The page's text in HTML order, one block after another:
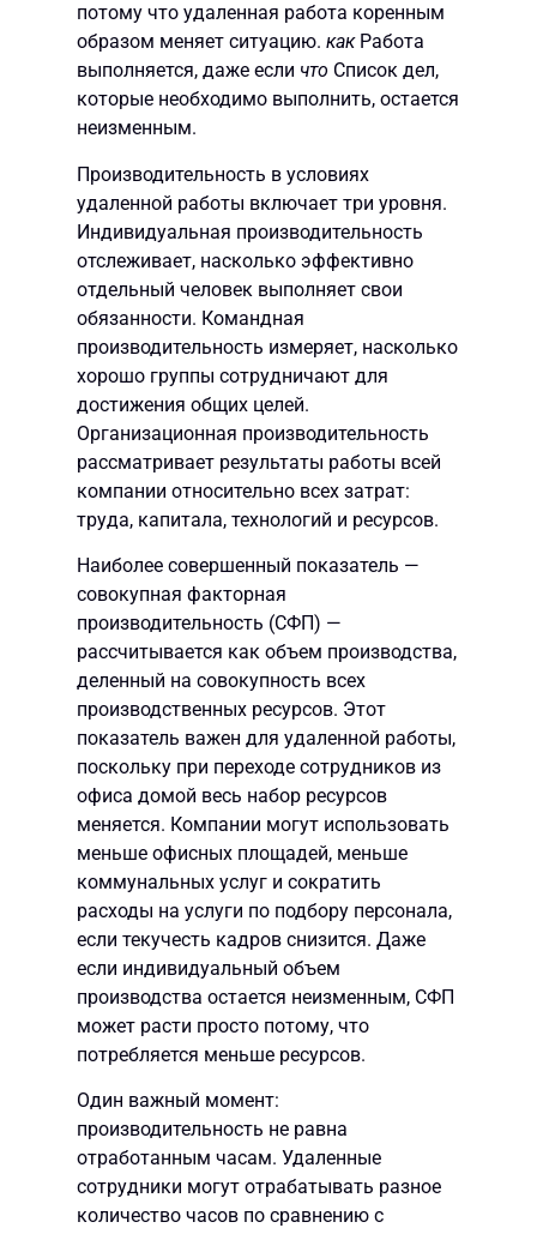
потому что удаленная работа коренным
образом меняет ситуацию. какРабота
выполняется, даже если что Список дел,
которые необходимо выполнить, остается
неизменным.
Производительность в условиях
удаленной работы включает три уровня.
Индивидуальная производительность
отслеживает, насколько эффективно
отдельный человек выполняет свои
обязанности. Командная
производительность измеряет, насколько
хорошо группы сотрудничают для
достижения общих целей.
Организационная производительность
рассматривает результаты работы всей
компании относительно всех затрат:
труда, капитала, технологий и ресурсов.
Наиболее совершенный показатель —
совокупная факторная
производительность (СФП) —
рассчитывается как объем производства,
деленный на совокупность всех
производственных ресурсов. Этот
показатель важен для удаленной работы,
поскольку при переходе сотрудников из
офиса домой весь набор ресурсов
меняется. Компании могут использовать
меньше офисных площадей, меньше
коммунальных услуг и сократить
расходы на услуги по подбору персонала,
если текучесть кадров снизится. Даже
если индивидуальный объем
производства остается неизменным, СФП
может расти просто потому, что
потребляется меньше ресурсов.
Один важный момент:
производительность не равна
отработанным часам. Удаленные
сотрудники могут отрабатывать разное
количество часов по сравнению с